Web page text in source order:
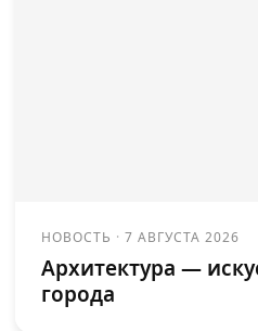
НОВОСТЬ ·7 АВГУСТА 2026
Архитектура —
города